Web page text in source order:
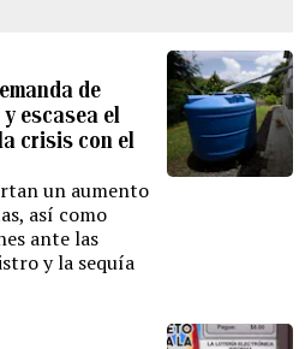
de
escasea el
crisis con el
un aumento
así como
ante las
y la sequía